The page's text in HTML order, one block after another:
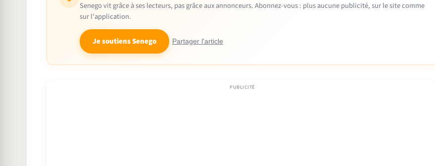
Senego vit grâce à ses lecteurs, pas grâce aux annonceurs. Abonnez-vous : plus aucune publicité, sur le site comme
sur l'application.
Je soutiens Senego Partager l'article